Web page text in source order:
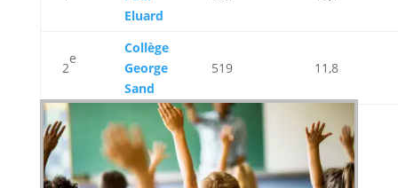
Eluard
2
e
Collège
George
Sand
519 11,8